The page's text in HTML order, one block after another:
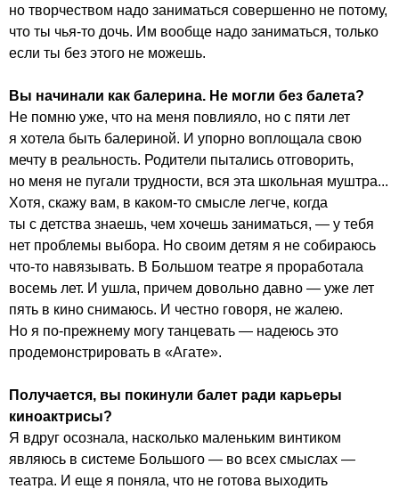
но творчеством надо заниматься совершенно не потому,
что ты чья-то дочь. Им вообще надо заниматься, только
если ты без этого не можешь.
Вы начинали как балерина. Не могли без балета?
Не помню уже, что на меня повлияло, но с пяти лет
я хотела быть балериной. И упорно воплощала свою
мечту в реальность. Родители пытались отговорить,
но меня не пугали трудности, вся эта школьная муштра...
Хотя, скажу вам, в каком-то смысле легче, когда
ты с детства знаешь, чем хочешь заниматься, — у тебя
нет проблемы выбора. Но своим детям я не собираюсь
что-то навязывать. В Большом театре я проработала
восемь лет. И ушла, причем довольно давно — уже лет
пять в кино снимаюсь. И честно говоря, не жалею.
Но я по-прежнему могу танцевать — надеюсь это
продемонстрировать в «Агате».
Получается, вы покинули балет ради карьеры
киноактрисы?
Я вдруг осознала, насколько маленьким винтиком
являюсь в системе Большого — во всех смыслах —
театра. И еще я поняла, что не готова выходить